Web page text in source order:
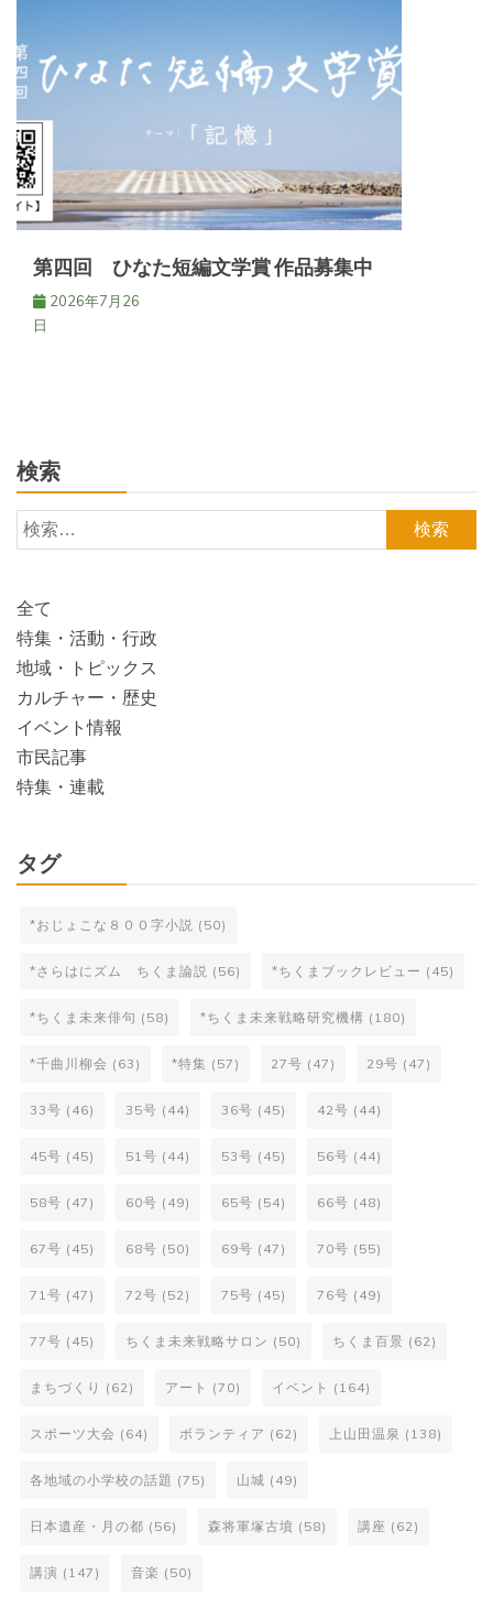
第四回 ひなた短編文学賞 作品募集中
2026年7月26
日
検索
検
索:
全て
特集・活動・行政
地域・トピックス
カルチャー・歴史
イベント情報
市民記事
特集・連載
タグ
*おじょこな８００字小説 (50)
*さらはにズム ちくま論説 (56) *ちくまブックレビュー (45)
*ちくま未来俳句 (58) *ちくま未来戦略研究機構 (180)
*千曲川柳会 (63) *特集 (57) 27号 (47) 29号 (47)
33号 (46) 35号 (44) 36号 (45) 42号 (44)
45号 (45) 51号 (44) 53号 (45) 56号 (44)
58号 (47) 60号 (49) 65号 (54) 66号 (48)
67号 (45) 68号 (50) 69号 (47) 70号 (55)
71号 (47) 72号 (52) 75号 (45) 76号 (49)
77号 (45) ちくま未来戦略サロン (50) ちくま百景 (62)
まちづくり (62) アート (70) イベント (164)
スポーツ大会 (64) ボランティア (62) 上山田温泉 (138)
各地域の小学校の話題 (75) 山城 (49)
日本遺産・月の都 (56) 森将軍塚古墳 (58) 講座 (62)
講演 (147) 音楽 (50)